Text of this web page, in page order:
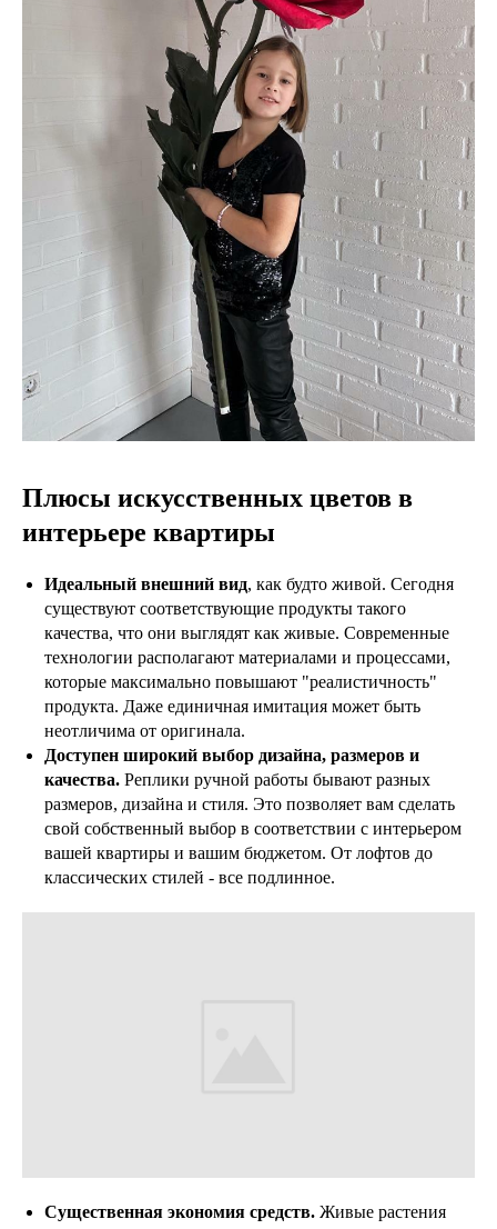
Плюсы искусственных цветов в
интерьере квартиры
Идеальный внешний вид, как будто живой. Сегодня
существуют соответствующие продукты такого
качества, что они выглядят как живые. Современные
технологии располагают материалами и процессами,
которые максимально повышают "реалистичность"
продукта. Даже единичная имитация может быть
неотличима от оригинала.
Доступен широкий выбор дизайна, размеров и
качества. Реплики ручной работы бывают разных
размеров, дизайна и стиля. Это позволяет вам сделать
свой собственный выбор в соответствии с интерьером
вашей квартиры и вашим бюджетом. От лофтов до
классических стилей - все подлинное.
Существенная экономия средств. Живые растения